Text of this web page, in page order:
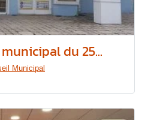
du 25...
Municipal